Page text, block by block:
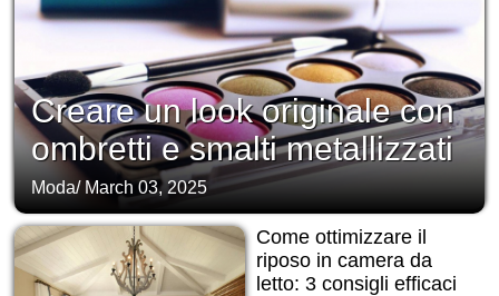
Creare un look originale con
ombretti e smalti metallizzati
Moda/ March 03, 2025
Come ottimizzare il
riposo in camera da
letto: 3 consigli efficaci